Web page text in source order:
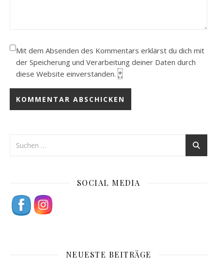
Mit dem Absenden des Kommentars erklärst du dich mit
der Speicherung und Verarbeitung deiner Daten durch
diese Website einverstanden. *
SOCIAL MEDIA
NEUESTE BEITRÄGE